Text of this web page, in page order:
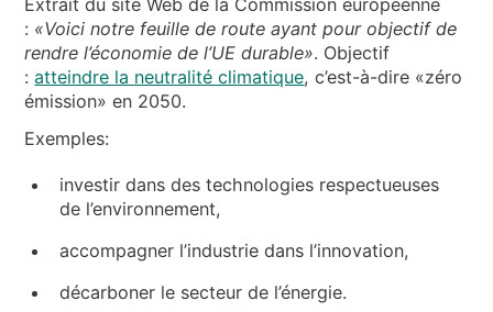
: «Voici notre feuille de route ayant pour objectif de
rendre l’économie de l’UE durable». Objectif
:atteindre la neutralité climatique, c’est-à-dire «zéro
émission» en 2050.
Exemples:
investir dans des technologies respectueuses
de l’environnement,
accompagner l’industrie dans l’innovation,
décarboner le secteur de l’énergie.